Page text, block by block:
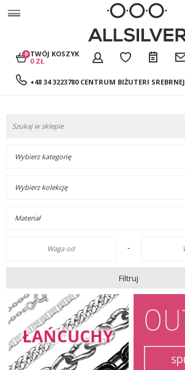
+48 34 3223780 CENTRUM BIŻUTERI SREBRNEJ
TWÓJ KOSZYK
0 ZŁ
0
-
Filtruj